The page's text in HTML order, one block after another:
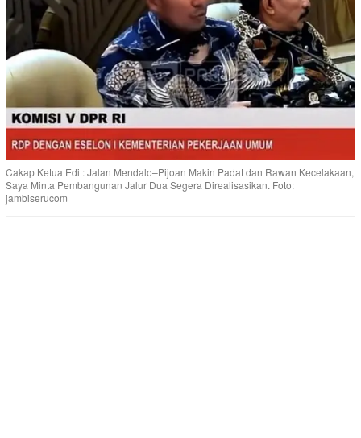
Cakap Ketua Edi : Jalan Mendalo–Pijoan Makin Padat dan Rawan Kecelakaan,
Saya Minta Pembangunan Jalur Dua Segera Direalisasikan. Foto:
jambiserucom